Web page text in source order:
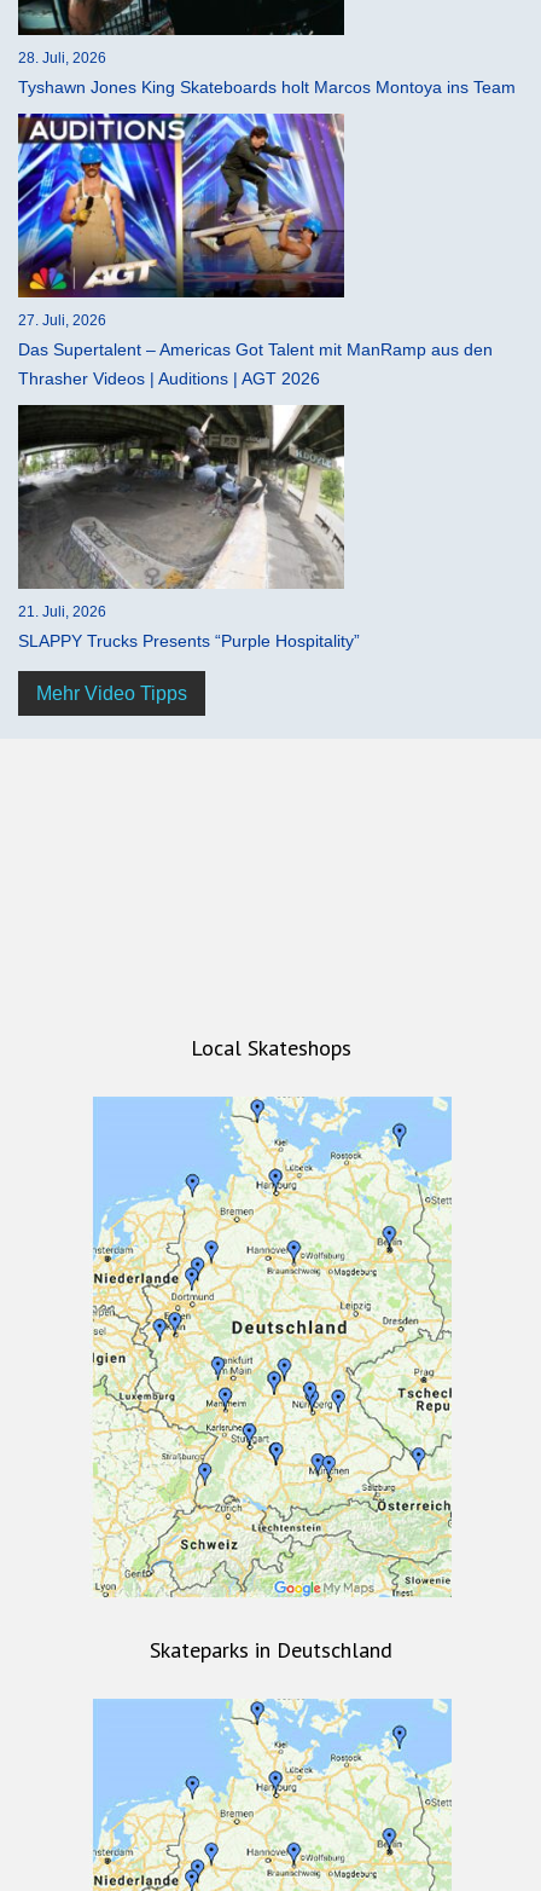
28. Juli, 2026
Tyshawn Jones King Skateboards holt Marcos Montoya ins Team
27. Juli, 2026
Das Supertalent – Americas Got Talent mit ManRamp aus den
Thrasher Videos | Auditions | AGT 2026
21. Juli, 2026
SLAPPY Trucks Presents “Purple Hospitality”
Mehr Video Tipps
Local Skateshops
Skateparks in Deutschland